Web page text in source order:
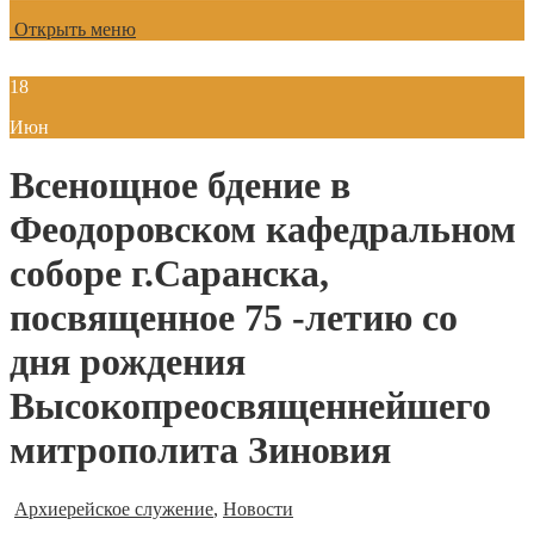
Открыть меню
18
Июн
Всенощное бдение в
Феодоровском кафедральном
соборе г.Саранска,
посвященное 75 -летию со
дня рождения
Высокопреосвященнейшего
митрополита Зиновия
Архиерейское служение, Новости